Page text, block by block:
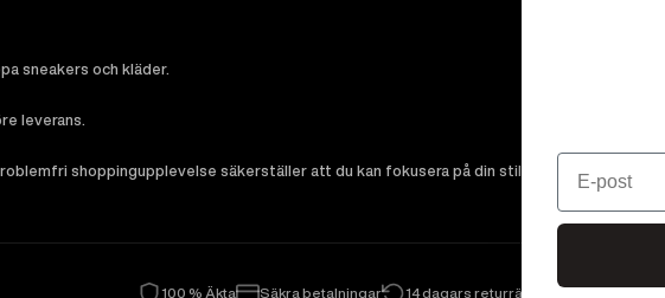
sneakers och kläder.
leverans.
shoppingupplevelse säkerställer att du kan fokusera på din stil utan oro.
100 % Äkta Säkra betalningar 14 dagars returrätt
Email